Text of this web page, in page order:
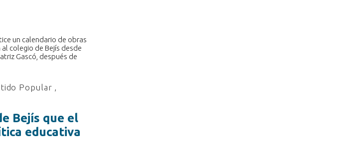
un calendario de obras
colegio de Bejís desde
Gascó, después de
Popular ,
Bejís que el
educativa